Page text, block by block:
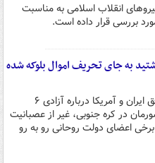
انقلاب اسلامی به مناسبت
بررسی قرار داده است.
به جای تحریف اموال بلوکه شده
انتشار خبر توافق ایران و آمریکا درباره آزادی ۶
در کره جنوبی، غیر از عصبانیت
اعضای دولت روحانی رو به رو